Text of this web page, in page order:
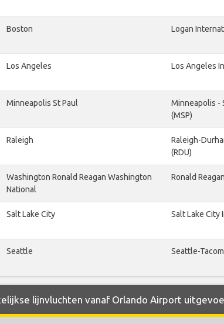
Boston Logan
Los Angeles Los Angeles
Minneapolis St Paul
Minneapolis -
(MSP)
Raleigh
Raleigh-
(RDU)
Washington Ronald Reagan Washington
National
Ronald
Salt Lake City Salt Lake City
Seattle Seattle-
lijnvluchten vanaf Orlando Airport